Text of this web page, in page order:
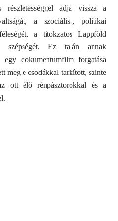
részletességgel adja vissza a
a szociális-, politikai
a titokzatos Lappföld
szépségét. Ez talán annak
dokumentumfilm forgatása
meg e csodákkal tarkított, szinte
ott élő rénpásztorokkal és a